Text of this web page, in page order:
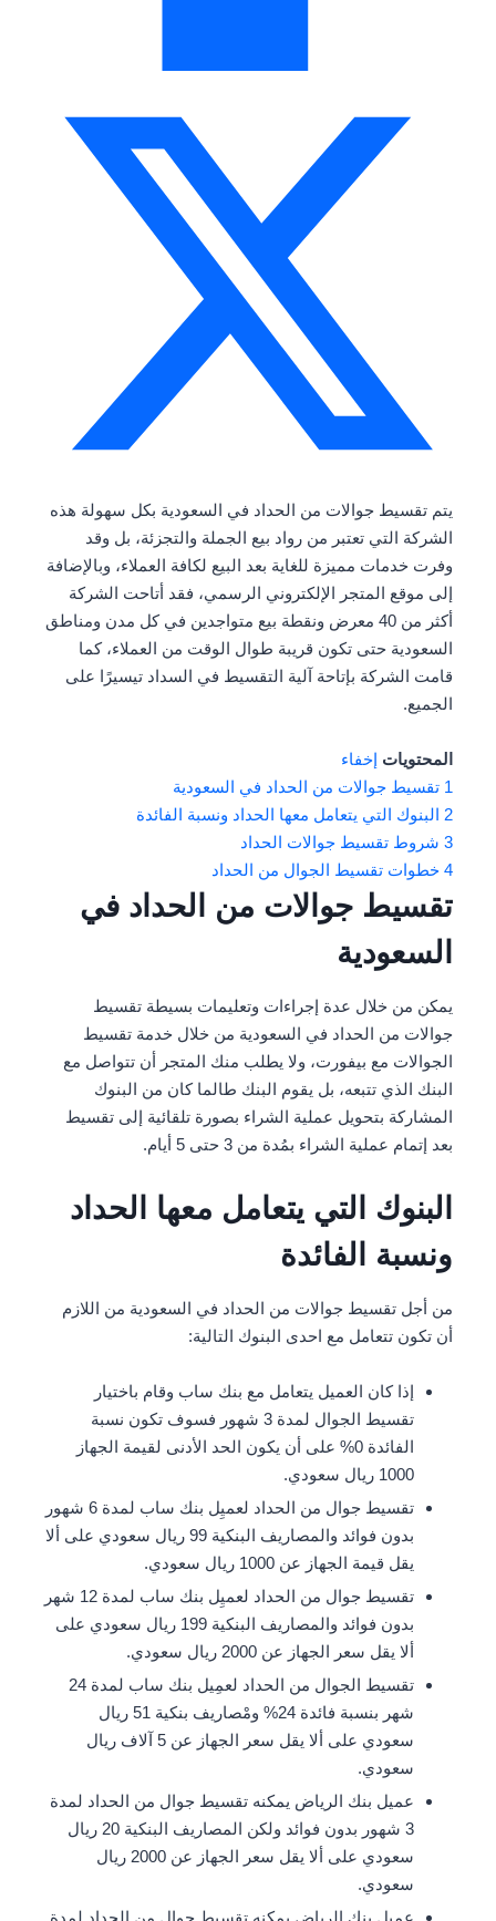
يتم تقسيط جوالات من الحداد في السعودية بكل سهولة هذه
الشركة التي تعتبر من رواد بيع الجملة والتجزئة، بل وقد
وفرت خدمات مميزة للغاية بعد البيع لكافة العملاء، وبالإضافة
إلى موقع المتجر الإلكتروني الرسمي، فقد أتاحت الشركة
أكثر من 40 معرض ونقطة بيع متواجدين في كل مدن ومناطق
السعودية حتى تكون قريبة طوال الوقت من العملاء، كما
قامت الشركة بإتاحة آلية التقسيط في السداد تيسيرًا على
الجميع.
المحتويات إخفاء
1 تقسيط جوالات من الحداد في السعودية
2 البنوك التي يتعامل معها الحداد ونسبة الفائدة
3 شروط تقسيط جوالات الحداد
4 خطوات تقسيط الجوال من الحداد
تقسيط جوالات من الحداد في
السعودية
يمكن من خلال عدة إجراءات وتعليمات بسيطة تقسيط
جوالات من الحداد في السعودية من خلال خدمة تقسيط
الجوالات مع بيفورت، ولا يطلب منك المتجر أن تتواصل مع
البنك الذي تتبعه، بل يقوم البنك طالما كان من البنوك
المشاركة بتحويل عملية الشراء بصورة تلقائية إلى تقسيط
بعد إتمام عملية الشراء بمُدة من 3 حتى 5 أيام.
البنوك التي يتعامل معها الحداد
ونسبة الفائدة
من أجل تقسيط جوالات من الحداد في السعودية من اللازم
أن تكون تتعامل مع احدى البنوك التالية:
إذا كان العميل يتعامل مع بنك ساب وقام باختيار
تقسيط الجوال لمدة 3 شهور فسوف تكون نسبة
الفائدة 0% على أن يكون الحد الأدنى لقيمة الجهاز
1000 ريال سعودي.
تقسيط جوال من الحداد لعميِل بنك ساب لمدة 6 شهور
بدون فوائد والمصاريف البنكية 99 ريال سعودي على ألا
يقل قيمة الجهاز عن 1000 ريال سعودي.
تقسيط جوال من الحداد لعميِل بنك ساب لمدة 12 شهر
بدون فوائد والمصاريف البنكية 199 ريال سعودي على
ألا يقل سعر الجهاز عن 2000 ريال سعودي.
تقسيط الجوال من الحداد لعمِيل بنك ساب لمدة 24
شهر بنسبة فائدة 24% ومْصاريف بنكية 51 ريال
سعودي على ألا يقل سعر الجهاز عن 5 آلاف ريال
سعودي.
عميل بنك الرياض يمكنه تقسيط جوال من الحداد لمدة
3 شهور بدون فوائد ولكن المصاريف البنكية 20 ريال
سعودي على ألا يقل سعر الجهاز عن 2000 ريال
سعودي.
عميل بنك الرياض يمكنه تقسيط جوال من الحداد لمدة